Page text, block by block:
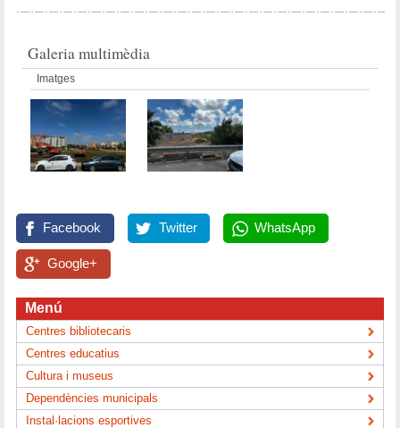
Galeria multimèdia
Imatges
Facebook Twitter WhatsApp
Google+
Menú
Centres bibliotecaris
Centres educatius
Cultura i museus
Dependències municipals
Instal·lacions esportives